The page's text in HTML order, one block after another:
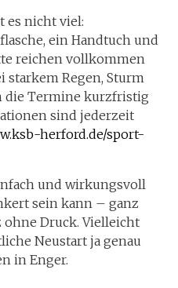
es nicht viel:
ein Handtuch und
reichen vollkommen
starkem Regen, Sturm
die Termine kurzfristig
sind jederzeit
herford.de/sport-
und wirkungsvoll
sein kann – ganz
Druck. Vielleicht
Neustart ja genau
in Enger.